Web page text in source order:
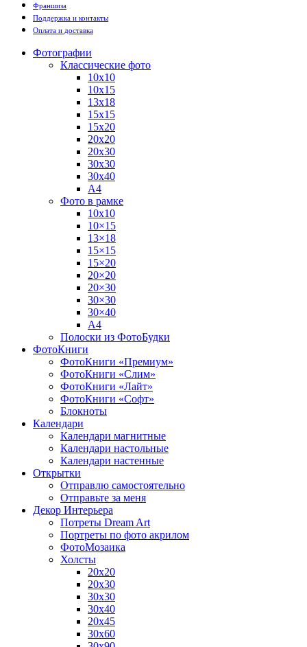
Франшиза
Поддержка и контакты
Оплата и доставка
Фотографии
Классические фото
10х10
10х15
13х18
15х15
15х20
20х20
20х30
30х30
30х40
А4
Фото в рамке
10х10
10×15
13×18
15×15
15×20
20×20
20×30
30×30
30×40
A4
Полоски из ФотоБудки
ФотоКниги
ФотоКниги «Премиум»
ФотоКниги «Слим»
ФотоКниги «Лайт»
ФотоКниги «Софт»
Блокноты
Календари
Календари магнитные
Календари настольные
Календари настенные
Открытки
Отправлю самостоятельно
Отправьте за меня
Декор Интерьера
Потреты Dream Art
Портреты по фото акрилом
ФотоМозаика
Холсты
20х20
20х30
30х30
30х40
20х45
30х60